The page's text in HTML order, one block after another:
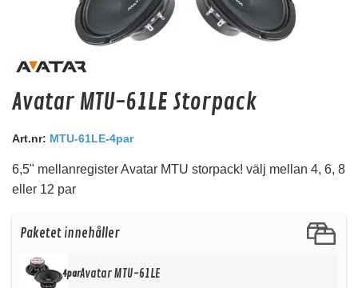
Audio System Z-EVO 3.0M
3m OFC RCA kabel
Snabblager 1-3 dagar
179 kr
Avatar MTU-61LE Storpack
Art.nr: MTU-61LE-4par
6,5" mellanregister Avatar MTU storpack! välj mellan 4, 6, 8
eller 12 par
Paketet innehåller
4parAvatar MTU-61LE